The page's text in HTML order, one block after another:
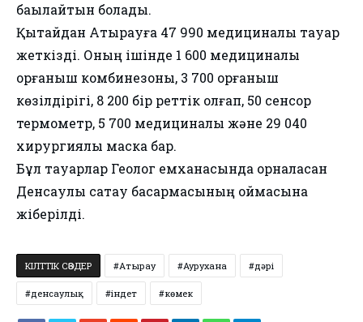
бақылайтын болады.
Қытайдан Атырауға 47 990 медициналық тауар
жеткізді. Оның ішінде 1 600 медициналық
қорғаныш комбинезоны, 3 700 қорғаныш
көзілдірігі, 8 200 бір реттік қолғап, 50 сенсор
термометр, 5 700 медициналық және 29 040
хирургиялық маска бар.
Бұл тауарлар Геолог емханасында орналасқан
Денсаулық сақтау басқармасының қоймасына
жіберілді.
КІЛТТІК СӨЗДЕР Атырау Аурухана дәрі
денсаулық індет көмек